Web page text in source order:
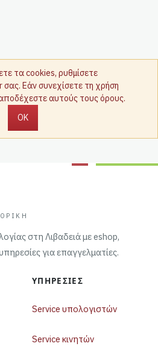
τα cookies, ρυθμίσετε
Εάν συνεχίσετε τη χρήση
αυτούς τους όρους.
OK
στη Λιβαδειά με eshop,
για επαγγελματίες.
ΥΠΗΡΕΣΊΕΣ
Service υπολογιστών
Service κινητών